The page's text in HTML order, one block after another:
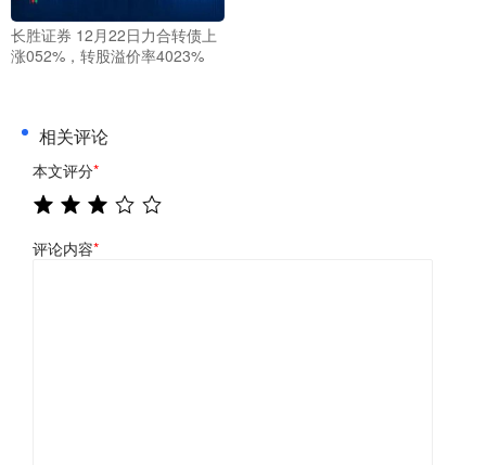
长胜证券 12月22日力合转债上
涨052%，转股溢价率4023%
相关评论
本文评分*
评论内容*